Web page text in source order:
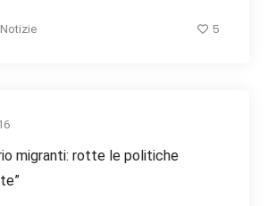
5
migranti: rotte le politiche